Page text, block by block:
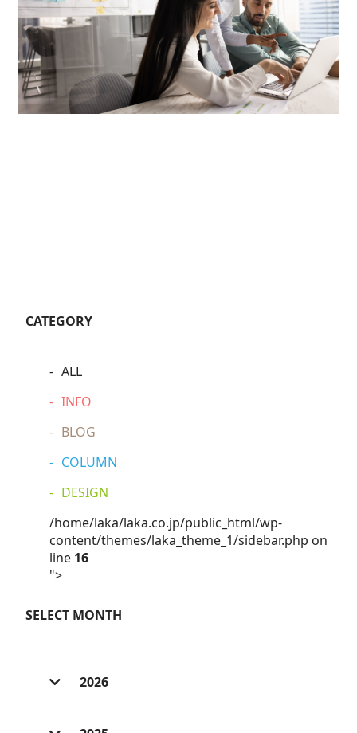
CATEGORY
ALL
INFO
BLOG
COLUMN
DESIGN
/home/laka/laka.co.jp/public_html/wp-
content/themes/laka_theme_1/sidebar.php on
line 16
">
SELECT MONTH
2026